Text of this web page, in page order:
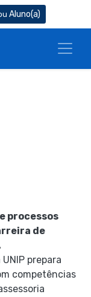
Aluno(a)
processos
de
prepara
competências